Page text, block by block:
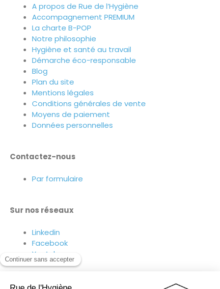
A propos de Rue de l’Hygiène
Accompagnement PREMIUM
La charte B-POP
Notre philosophie
Hygiène et santé au travail
Démarche éco-responsable
Blog
Plan du site
Mentions légales
Conditions générales de vente
Moyens de paiement
Données personnelles
Contactez-nous
Par formulaire
Sur nos réseaux
Linkedin
Facebook
Youtube